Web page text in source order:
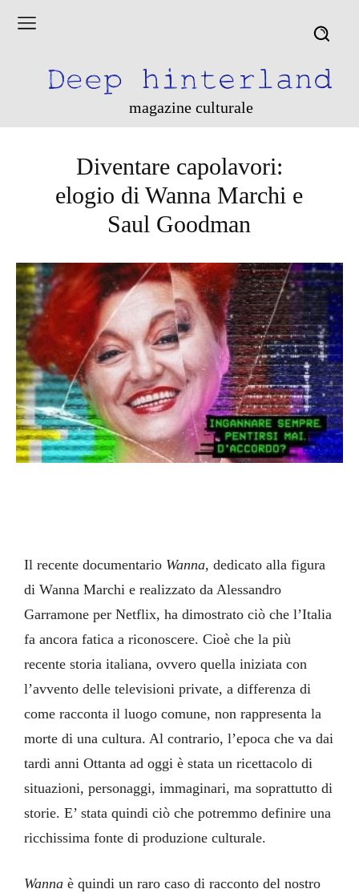
magazine culturale
Diventare capolavori:
elogio di Wanna Marchi e
Saul Goodman
Il recente documentario Wanna, dedicato alla figura
di Wanna Marchi e realizzato da Alessandro
Garramone per Netflix, ha dimostrato ciò che l’Italia
fa ancora fatica a riconoscere. Cioè che la più
recente storia italiana, ovvero quella iniziata con
l’avvento delle televisioni private, a differenza di
come racconta il luogo comune, non rappresenta la
morte di una cultura. Al contrario, l’epoca che va dai
tardi anni Ottanta ad oggi è stata un ricettacolo di
situazioni, personaggi, immaginari, ma soprattutto di
storie. E’ stata quindi ciò che potremmo definire una
ricchissima fonte di produzione culturale.
Wanna è quindi un raro caso di racconto del nostro